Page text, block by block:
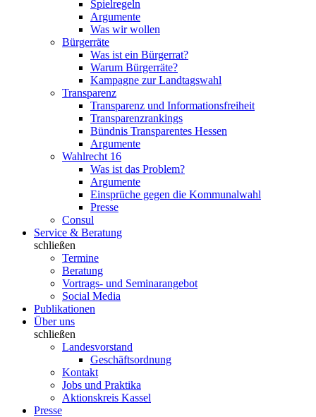
Spielregeln
Argumente
Was wir wollen
Bürgerräte
Was ist ein Bürgerrat?
Warum Bürgerräte?
Kampagne zur Landtagswahl
Transparenz
Transparenz und Informationsfreiheit
Transparenzrankings
Bündnis Transparentes Hessen
Argumente
Wahlrecht 16
Was ist das Problem?
Argumente
Einsprüche gegen die Kommunalwahl
Presse
Consul
Service & Beratung
schließen
Termine
Beratung
Vortrags- und Seminarangebot
Social Media
Publikationen
Über uns
schließen
Landesvorstand
Geschäftsordnung
Kontakt
Jobs und Praktika
Aktionskreis Kassel
Presse